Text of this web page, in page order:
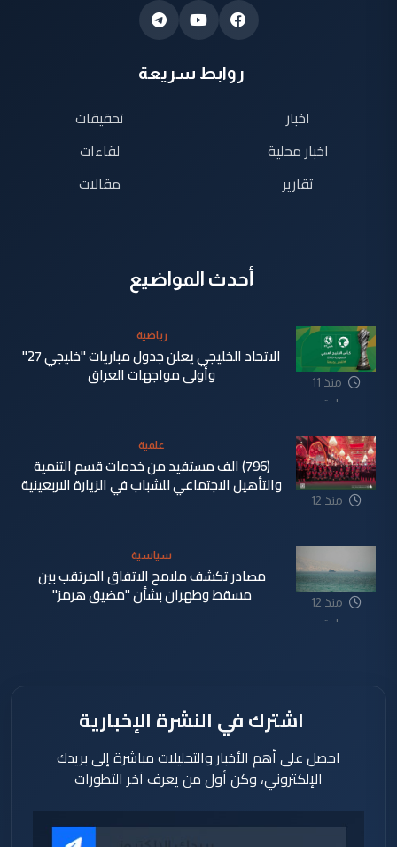
روابط سريعة
اخبار
اخبار محلية
تقارير
تحقيقات
لقاءات
مقالات
أحدث المواضيع
منذ 11
ساعة
رياضية
الاتحاد الخليجي يعلن جدول مباريات "خليجي 27"
وأولى مواجهات العراق
منذ 12
علمية
(796) الف مستفيد من خدمات قسم التنمية
والتأهيل الاجتماعي للشباب في الزيارة الاربعينية
منذ 12
ساعة
سياسية
مصادر تكشف ملامح الاتفاق المرتقب بين
مسقط وطهران بشأن "مضيق هرمز"
اشترك في النشرة الإخبارية
احصل على أهم الأخبار والتحليلات مباشرة إلى بريدك
الإلكتروني، وكن أول من يعرف آخر التطورات